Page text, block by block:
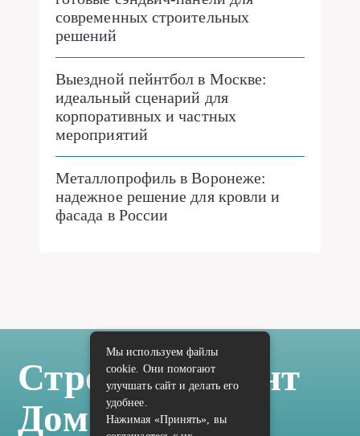
современных строительных
решений
Выездной пейнтбол в Москве:
идеальный сценарий для
корпоративных и частных
мероприятий
Металлопрофиль в Воронеже:
надежное решение для кровли и
фасада в России
Стройка Ремонт
Дом Отделка
Мы используем файлы
cookie. Они помогают
улучшать сайт и делать его
удобнее.
Нажимая «Принять», вы